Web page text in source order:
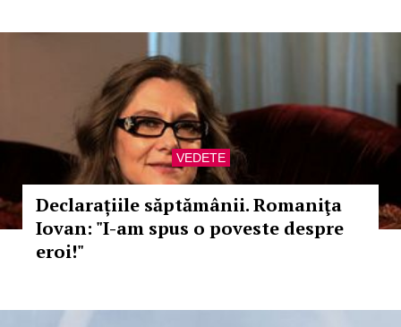
VEDETE
Declarațiile săptămânii. Romaniţa
Iovan: "I-am spus o poveste despre
eroi!"